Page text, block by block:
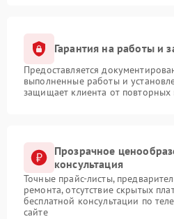
Гарантия на работы и
Предоставляется
выполненные работы и
защищает клиента от повторных
Прозрачное
консультация
Точные прайс-листы,
ремонта, отсутствие скрытых
бесплатной консультации по
сайте